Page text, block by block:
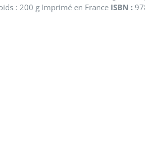
: 200 g Imprimé en France ISBN :